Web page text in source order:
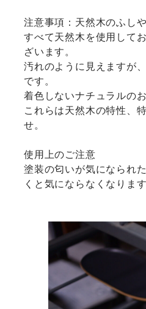
注意事項：天然木のふし
すべて天然木を使用して
ざいます。
汚れのように見えますが
です。
着色しないナチュラルの
これらは天然木の特性、
せ。
使用上のご注意
塗装の匂いが気になられ
くと気にならなくなります